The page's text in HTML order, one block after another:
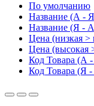
По умолчанию
Название (А -
Название (Я -
Цена (низкая >
Цена (высокая
Код Товара (А
Код Товара (Я